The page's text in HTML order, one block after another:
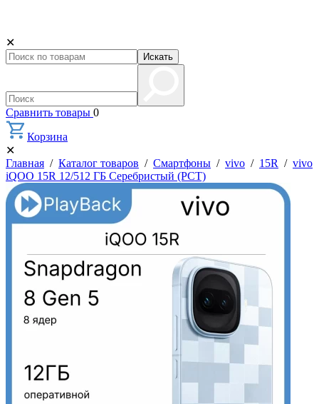
✕
Искать
Сравнить товары 0
Корзина
✕
Главная / Каталог товаров / Смартфоны / vivo / 15R / vivo
iQOO 15R 12/512 ГБ Серебристый (РСТ)